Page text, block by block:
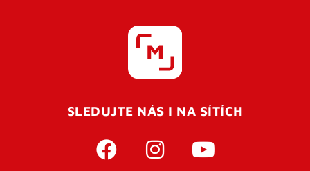
Pro úspěšné dokončení registrace je potřeba
vaší e-mailovouadresu. Po úspěšném odeslání
SLEDUJTE NÁS I NA SÍTÍCH